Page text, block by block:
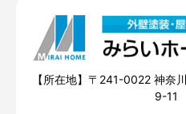
【所在地】〒241-0022 神奈
9-11